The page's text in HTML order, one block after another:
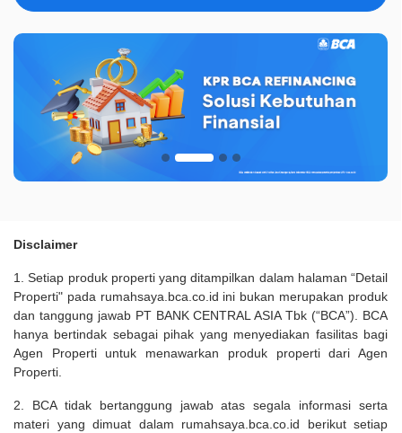
Disclaimer
1. Setiap produk properti yang ditampilkan dalam halaman “Detail
Properti" pada rumahsaya.bca.co.id ini bukan merupakan produk
dan tanggung jawab PT BANK CENTRAL ASIA Tbk (“BCA”). BCA
hanya bertindak sebagai pihak yang menyediakan fasilitas bagi
Agen Properti untuk menawarkan produk properti dari Agen
Properti.
2. BCA tidak bertanggung jawab atas segala informasi serta
materi yang dimuat dalam rumahsaya.bca.co.id berikut setiap